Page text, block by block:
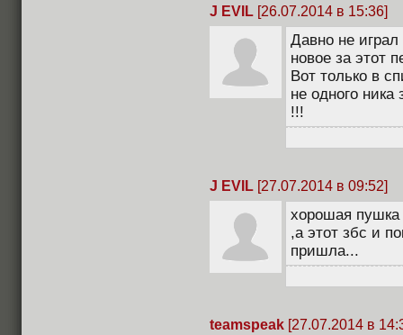
J EVIL [26.07.2014 в 15:36]
Давно не играл
новое за этот
Вот только в
не одного ника
!!!
J EVIL [27.07.2014 в 09:52]
хорошая пушка
,а этот збс и
пришла...
teamspeak [27.07.2014 в